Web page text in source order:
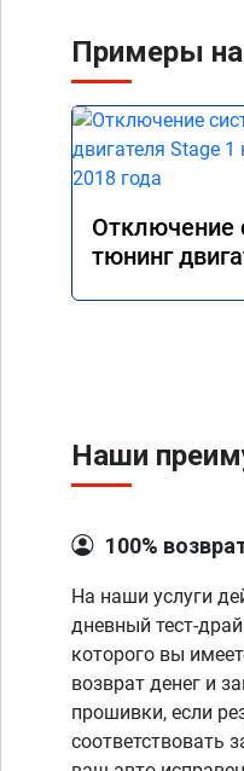
Примеры
Отключение
тюнинг
Наши
100%
На наши услуги
дневный тест-
которого вы
возврат денег и
прошивки, если
соответствовать